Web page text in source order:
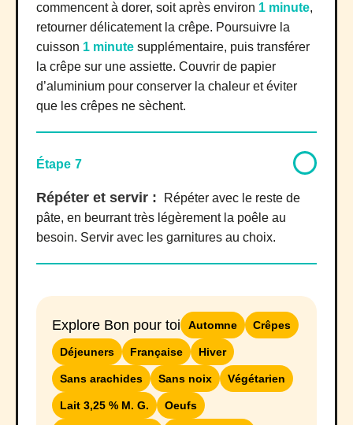
commencent à dorer, soit après environ 1 minute,
retourner délicatement la crêpe. Poursuivre la
cuisson 1 minute supplémentaire, puis transférer
la crêpe sur une assiette. Couvrir de papier
d’aluminium pour conserver la chaleur et éviter
que les crêpes ne sèchent.
Étape 7
Répéter et servir :
Répéter avec le reste de
pâte, en beurrant très légèrement la poêle au
besoin. Servir avec les garnitures au choix.
Explore Bon pour toi Automne Crêpes
Déjeuners Française Hiver
Sans arachides Sans noix Végétarien
Lait 3,25 % M. G. Oeufs